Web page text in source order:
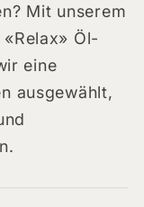
Mit unserem
Öl-
eine
ausgewählt,